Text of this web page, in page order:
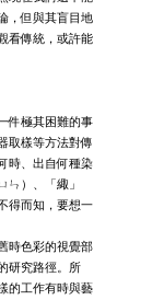
，但與其盲目地
看傳統，或許能
件極其困難的事
取樣等方法對傳
時、出自何種染
ㄣ）、「緅」
得而知，要想一
時色彩的視覺部
研究路徑。所
的工作有時與藝